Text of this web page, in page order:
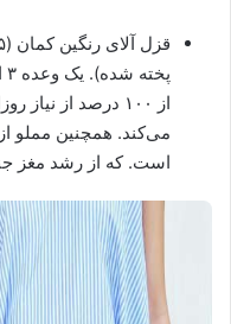
است. که از رشد مغز